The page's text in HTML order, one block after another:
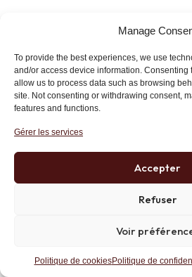
Manage
To provide the best experiences, we use
and/or access device information. Consenting
allow us to process data such as browsing
site. Not consenting or withdrawing consent,
features and functions.
Gérer les services
Accepter
Refuser
Voir
Politique de cookiesPolitique de
Lejeune9 avril 2024 at 12 h
La centralisation à
ou des pseudos élites
crétins que leurs
nous emmène vers la
mur et avec le Mozart de
adulescent de premier
étranger aux affaires, on
TGV. Le Grand Charles